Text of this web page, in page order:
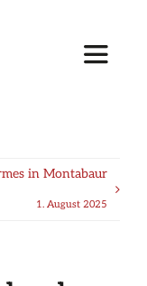
Toggle
in Montabaur
1. August 2025